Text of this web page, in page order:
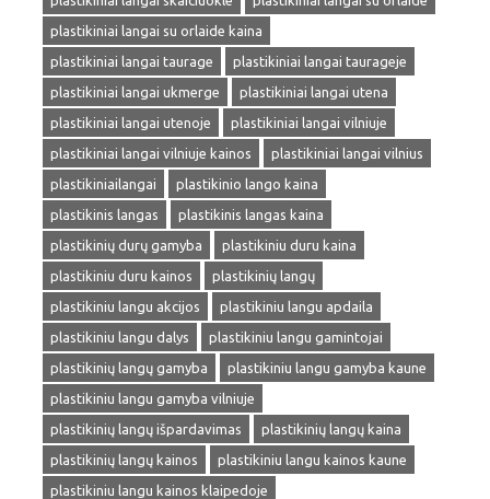
plastikiniai langai su orlaide kaina
plastikiniai langai taurage
plastikiniai langai taurageje
plastikiniai langai ukmerge
plastikiniai langai utena
plastikiniai langai utenoje
plastikiniai langai vilniuje
plastikiniai langai vilniuje kainos
plastikiniai langai vilnius
plastikiniailangai
plastikinio lango kaina
plastikinis langas
plastikinis langas kaina
plastikinių durų gamyba
plastikiniu duru kaina
plastikiniu duru kainos
plastikinių langų
plastikiniu langu akcijos
plastikiniu langu apdaila
plastikiniu langu dalys
plastikiniu langu gamintojai
plastikinių langų gamyba
plastikiniu langu gamyba kaune
plastikiniu langu gamyba vilniuje
plastikinių langų išpardavimas
plastikinių langų kaina
plastikinių langų kainos
plastikiniu langu kainos kaune
plastikiniu langu kainos klaipedoje